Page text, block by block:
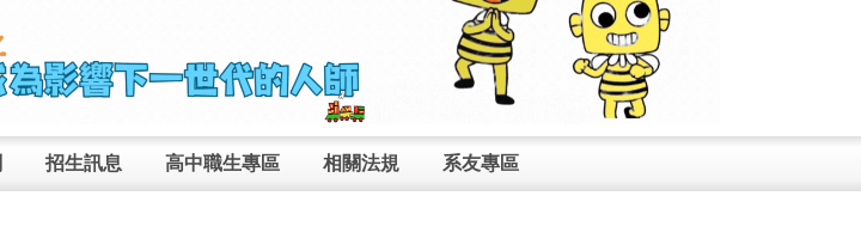
招生訊息 高中職生專區 相關法規 系友專區